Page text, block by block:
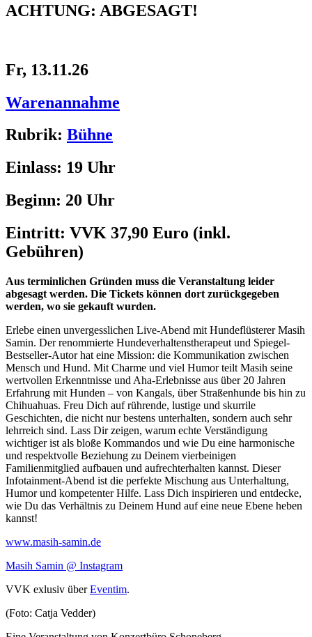
ACHTUNG: ABGESAGT!
Fr, 13.11.26
Warenannahme
Rubrik: Bühne
Einlass: 19 Uhr
Beginn: 20 Uhr
Eintritt: VVK 37,90 Euro (inkl.
Gebühren)
Aus terminlichen Gründen muss die Veranstaltung leider
abgesagt werden. Die Tickets können dort zurückgegeben
werden, wo sie gekauft wurden.
Erlebe einen unvergesslichen Live-Abend mit Hundeflüsterer Masih
Samin. Der renommierte Hundeverhaltenstherapeut und Spiegel-
Bestseller-Autor hat eine Mission: die Kommunikation zwischen
Mensch und Hund. Mit Charme und viel Humor teilt Masih seine
wertvollen Erkenntnisse und Aha-Erlebnisse aus über 20 Jahren
Erfahrung mit Hunden – von Kangals, über Straßenhunde bis hin zu
Chihuahuas. Freu Dich auf rührende, lustige und skurrile
Geschichten, die nicht nur bestens unterhalten, sondern auch sehr
lehrreich sind. Lass Dir zeigen, warum echte Verständigung
wichtiger ist als bloße Kommandos und wie Du eine harmonische
und respektvolle Beziehung zu Deinem vierbeinigen
Familienmitglied aufbauen und aufrechterhalten kannst. Dieser
Infotainment-Abend ist die perfekte Mischung aus Unterhaltung,
Humor und kompetenter Hilfe. Lass Dich inspirieren und entdecke,
wie Du das Verhältnis zu Deinem Hund auf eine neue Ebene heben
kannst!
www.masih-samin.de
Masih Samin @ Instagram
VVK exlusiv überEventim.
(Foto: Catja Vedder)